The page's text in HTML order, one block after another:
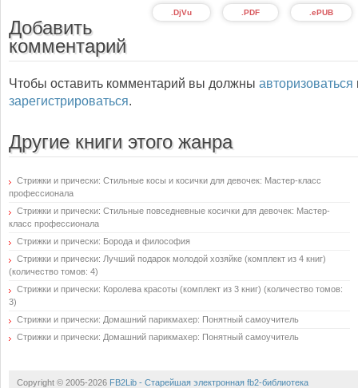
.ePUB
.PDF
.DjVu
Добавить
комментарий
Чтобы оставить комментарий вы должны авторизоваться
зарегистрироваться.
Другие книги этого жанра
Стрижки и прически: Стильные косы и косички для девочек: Мастер-класс
профессионала
Стрижки и прически: Стильные повседневные косички для девочек: Мастер-
класс профессионала
Стрижки и прически: Борода и философия
Стрижки и прически: Лучший подарок молодой хозяйке (комплект из 4 книг)
(количество томов: 4)
Стрижки и прически: Королева красоты (комплект из 3 книг) (количество томов:
3)
Стрижки и прически: Домашний парикмахер: Понятный самоучитель
Стрижки и прически: Домашний парикмахер: Понятный самоучитель
Copyright © 2005-2026 FB2Lib - Старейшая электронная fb2-библиотека